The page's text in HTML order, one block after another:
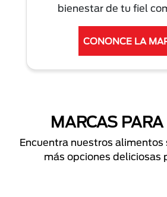
bienestar de tu fiel
CONONCE LA
MARCAS
Encuentra nuestros alimentos
más opciones deliciosas